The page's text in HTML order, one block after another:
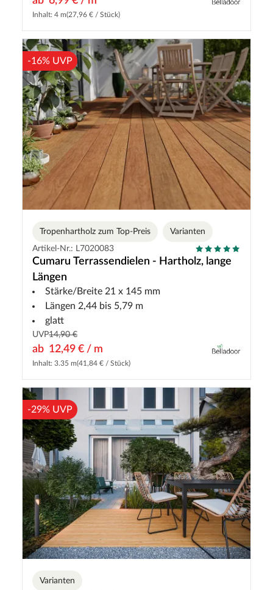
Inhalt: 4 m(27,96 € / Stück)
-16% UVP
Tropenhartholz zum Top-Preis
Varianten
Artikel-Nr.: L7020083
Cumaru Terrassendielen - Hartholz, lange
Längen
Stärke/Breite 21 x 145 mm
Längen 2,44 bis 5,79 m
glatt
UVP14,90 €
ab 12,49 € / m
Inhalt: 3.35 m(41,84 € / Stück)
-29% UVP
Varianten